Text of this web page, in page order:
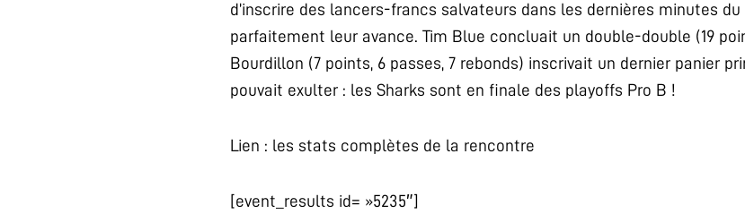
d’inscrire des lancers-francs salvateurs dans les dernières minutes
parfaitement leur avance. Tim Blue concluait un double-double (19
Bourdillon (7 points, 6 passes, 7 rebonds) inscrivait un dernier panier
pouvait exulter : les Sharks sont en finale des playoffs Pro B !
Lien : les stats complètes de la rencontre
[event_results id= »5235″]